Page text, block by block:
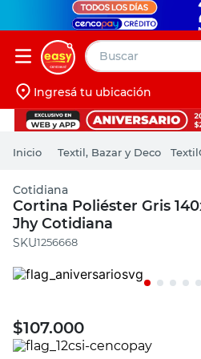
Buscar
Iniciá sesión
Ingresá tu ubicación
Textil, Bazar y Deco Textil
Cotidiana
Cortina Poliéster Gris
Jhy Cotidiana
:1256668
$107.000
muebles
pintura
escritorio
puertas
placard